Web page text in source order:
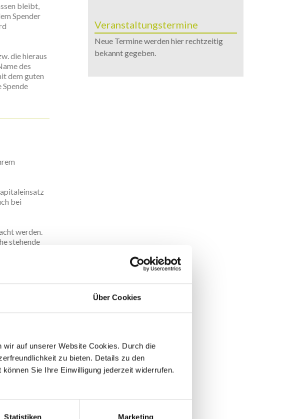
Über Cookies
auf unserer Website Cookies. Durch die
zu bieten. Details zu den
Sie Ihre Einwilligung jederzeit widerrufen.
Statistiken Marketing
bleibt,
Spender
die hieraus
des
dem guten
bei
werden.
stehende
von
mit dem
bis zu 100
wichtigen
in der
Veranstaltungstermine
Neue Termine werden hier rechtzeitig
bekannt gegeben.